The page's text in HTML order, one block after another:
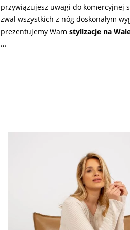
przywiązujesz uwagi do komercyjnej
zwal wszystkich z nóg doskonałym
prezentujemy Wam stylizacje na
…